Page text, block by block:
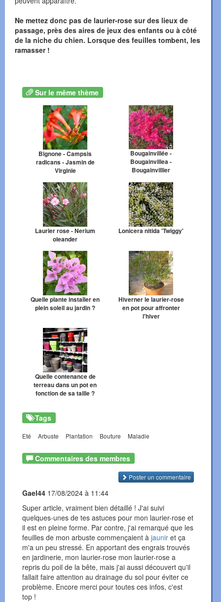
Ne mettez donc pas de laurier-rose sur des lieux de
passage, près des aires de jeux des enfants ou à côté
de la niche du chien. Lorsque des feuilles tombent, les
ramasser !
Sur le même thème
Bignone - Campsis
radicans - Jasmin de
Virginie
Bougainvillée -
Bougainvillea -
Bougainvillier
Laurier rose - Nerium
oleander
Lonicera nitida 'Twiggy'
Quelle plante installer en
plein soleil au jardin ?
Hiverner le laurier-rose
en pot pour affronter
l'hiver
Quelle contenance de
terreau dans un pot en
fonction de sa taille ?
Tags
Eté Arbuste Plantation Bouture Maladie
Commentaires des membres
Poster un commentaire
Gael44 17/08/2024 à 11:44
Super article, vraiment bien détaillé ! J'ai suivi
quelques-unes de tes astuces pour mon laurier-rose et
il est en pleine forme. Par contre, j'ai remarqué que les
feuilles de mon arbuste commençaient à jaunir et ça
m'a un peu stressé. En apportant des engrais trouvés
en jardinerie, mon laurier-rose mon laurier-rose a
repris du poil de la bête, mais j'ai aussi découvert qu'il
fallait faire attention au drainage du sol pour éviter ce
problème. Encore merci pour toutes ces infos, c'est
top !